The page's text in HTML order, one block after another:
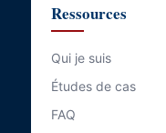
Ressources
Qui je suis
Études de cas
FAQ